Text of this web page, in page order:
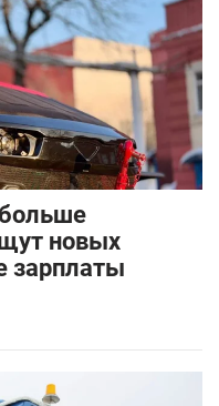
новых
зарплаты